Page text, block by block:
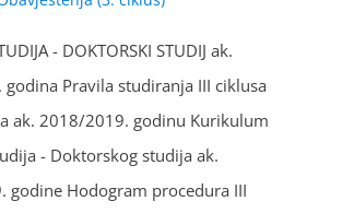
- DOKTORSKI STUDIJ ak.
Pravila studiranja III ciklusa
ak. 2018/2019. godinu Kurikulum
- Doktorskog studija ak.
godine Hodogram procedura III